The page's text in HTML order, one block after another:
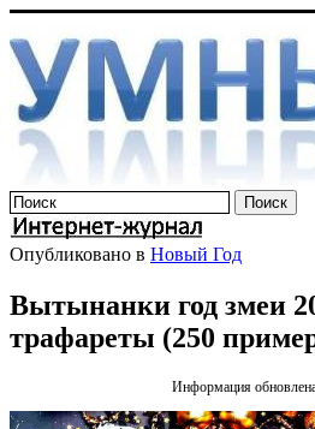
Опубликовано в Новый Год
Вытынанки год змеи
трафареты (250
Информация